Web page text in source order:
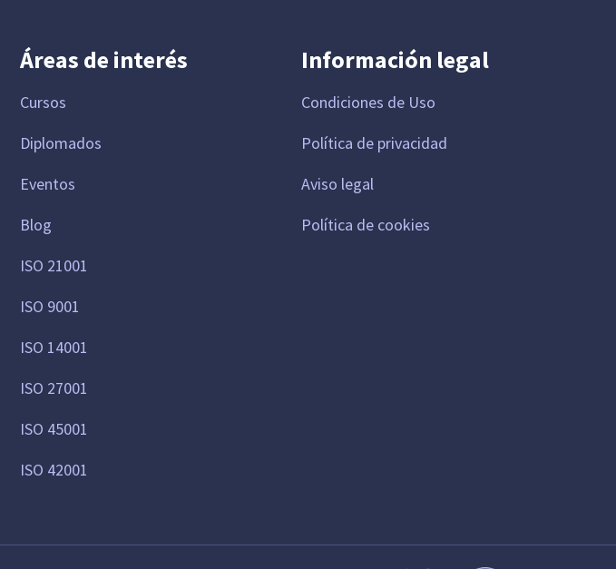
Áreas de interés
Cursos
Diplomados
Eventos
Blog
ISO 21001
ISO 9001
ISO 14001
ISO 27001
ISO 45001
ISO 42001
Información legal
Condiciones de Uso
Política de privacidad
Aviso legal
Política de cookies